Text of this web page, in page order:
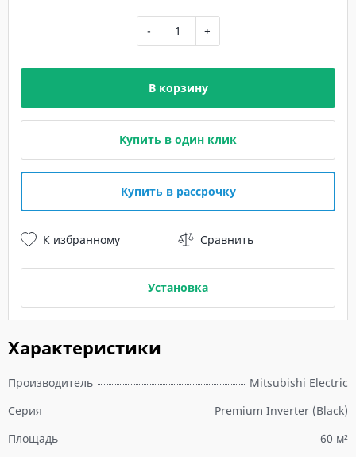
Характеристики
Производитель
Mitsubishi Electric
Серия
Premium Inverter (Black)
Площадь
60 м²
- +
В корзину
Купить в один клик
Купить в рассрочку
К избранному Сравнить
Установка